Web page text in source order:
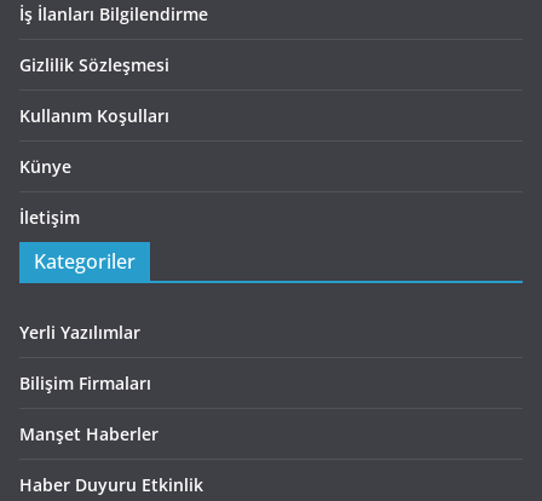
İş İlanları Bilgilendirme
Gizlilik Sözleşmesi
Kullanım Koşulları
Künye
İletişim
Kategoriler
Yerli Yazılımlar
Bilişim Firmaları
Manşet Haberler
Haber Duyuru Etkinlik